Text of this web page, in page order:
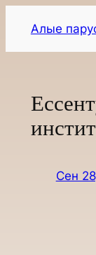
содержимому
Алые
Сен